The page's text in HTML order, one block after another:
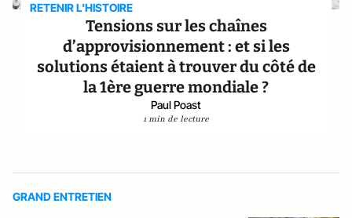
RETENIR L'HISTOIRE
Tensions sur les chaînes
d’approvisionnement : et si les
solutions étaient à trouver du côté de
la 1ère guerre mondiale ?
Paul Poast
1 min de lecture
GRAND ENTRETIEN